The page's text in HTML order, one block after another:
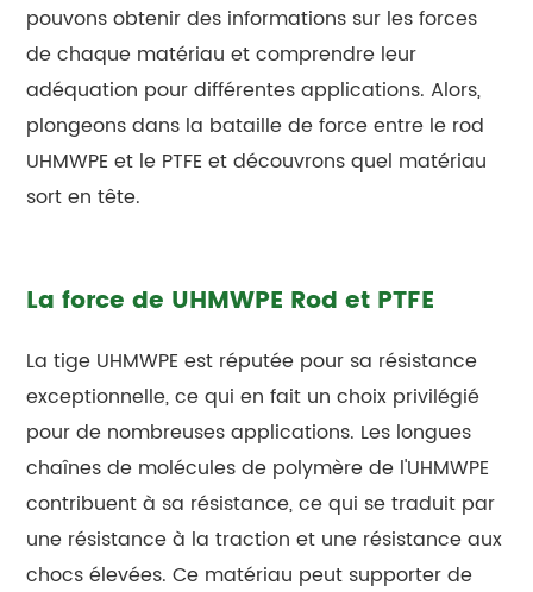
pouvons obtenir des informations sur les forces
de chaque matériau et comprendre leur
adéquation pour différentes applications. Alors,
plongeons dans la bataille de force entre le rod
UHMWPE et le PTFE et découvrons quel matériau
sort en tête.
La force de UHMWPE Rod et PTFE
La tige UHMWPE est réputée pour sa résistance
exceptionnelle, ce qui en fait un choix privilégié
pour de nombreuses applications. Les longues
chaînes de molécules de polymère de l'UHMWPE
contribuent à sa résistance, ce qui se traduit par
une résistance à la traction et une résistance aux
chocs élevées. Ce matériau peut supporter de